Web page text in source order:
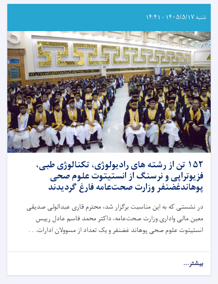
تعداد
از
کشور،
از
هفته
جهانی
تغذیه
با
شیر
مادر
گرامی‌داشت
به
عمل
آمد
شنبه ۱۴۰۵/۵/۱۷ - ۱۴:۴۱
۱۵۲ تن از رشته های رادیولوژی، تکنالوژی طبی،
فزیوتراپی و نرسنگ از انستیتوت علوم صحی
پوهاندغضنفر وزارت صحت‌عامه فارغ گردیدند
در نشستی که به این مناسبت برگزار شد، محترم قاری عبدالولی صدیقی
معین مالی واداری وزارت صحت‌عامه، داکتر محمد قاسم عادل رییس
انستیتوت علوم صحی پوهاند غضنفر و یک تعداد از مسوولان ادارات. . .
بیشتر...
۱۵۲